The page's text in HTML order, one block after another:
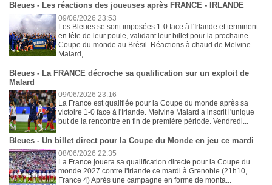
Bleues - Les réactions des joueuses après FRANCE - IRLANDE
09/06/2026 23:53
Les Bleues se sont imposées 1-0 face à l'Irlande et terminent
en tête de leur poule, validant leur billet pour la prochaine
Coupe du monde au Brésil. Réactions à chaud de Melvine
Malard, ...
Bleues - La FRANCE décroche sa qualification sur un exploit de
Malard
09/06/2026 23:16
La France est qualifiée pour la Coupe du monde après sa
victoire 1-0 face à l'Irlande. Melvine Malard a inscrit l'unique
but de la rencontre en fin de première période. Vendredi...
Bleues - Un billet direct pour la Coupe du Monde en jeu ce mardi
08/06/2026 22:35
La France jouera sa qualification directe pour la Coupe du
monde 2027 contre l'Irlande ce mardi à Grenoble (21h10,
France 4) Après une campagne en forme de monta...